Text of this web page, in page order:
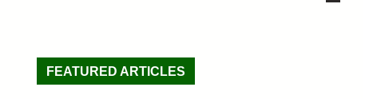
FEATURED ARTICLES